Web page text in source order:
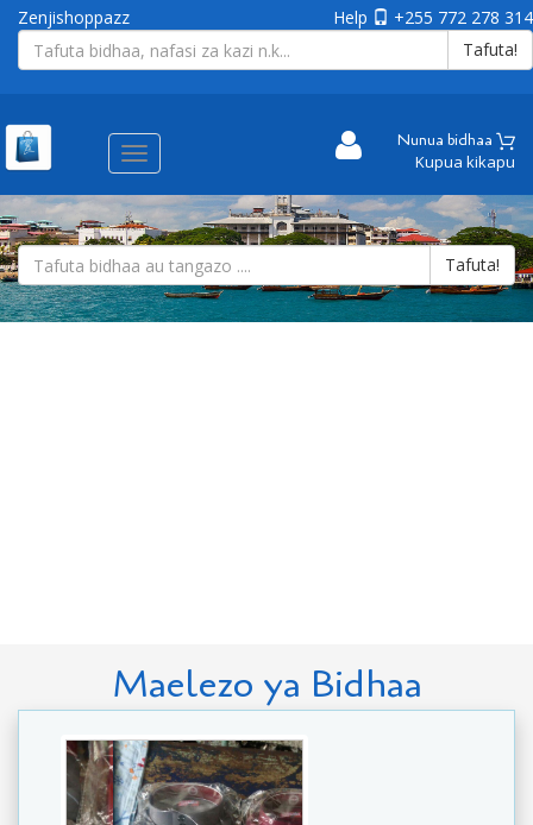
Help +255 772 278 314
Zenjishoppazz
Tafuta!
Aina
ya
matembezi
Nunua bidhaa
Kupua kikapu
Tafuta!
Maelezo ya Bidhaa